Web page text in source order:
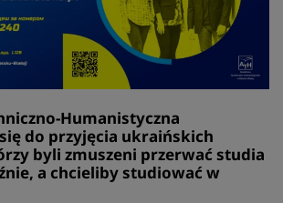
Humanistyczna
do przyjęcia ukraińskich
byli zmuszeni przerwać studia
a chcieliby studiować w